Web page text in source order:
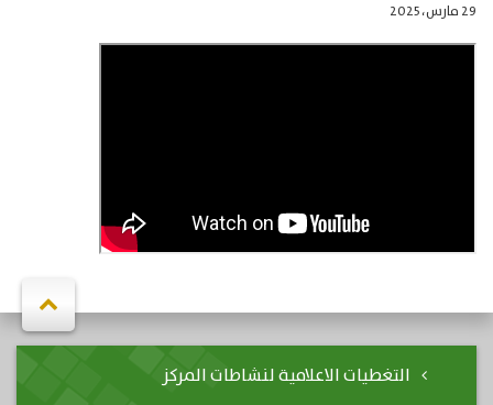
29 مارس، 2025
التغطيات الاعلامية لنشاطات المركز